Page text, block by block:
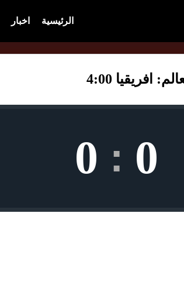
الرئيسية اخبار
4:00
0
:
0